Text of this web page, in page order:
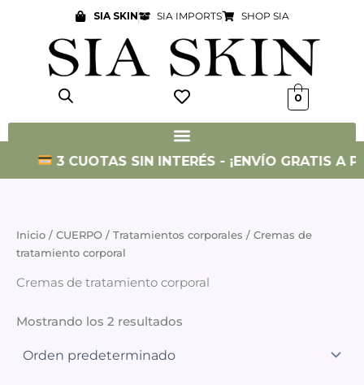
contenido
SIA SKIN SIA IMPORTS SHOP SIA
0
3 CUOTAS SIN INTERÉS - ¡ENVÍO GRATIS A
Inicio / CUERPO / Tratamientos corporales / Cremas de
tratamiento corporal
Cremas de tratamiento corporal
Mostrando los 2 resultados